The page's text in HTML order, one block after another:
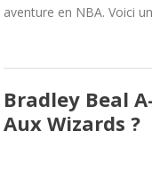
aventure en NBA. Voici
Bradley Beal
Aux Wizards ?